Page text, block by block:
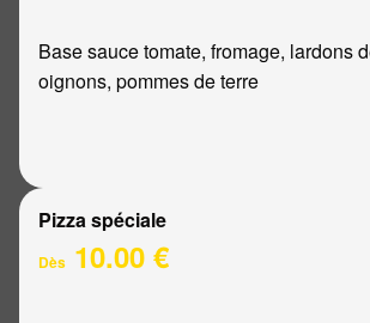
Base sauce tomate, fromage, lardons
oignons, pommes de terre
Pizza spéciale
Dès 10.00 €